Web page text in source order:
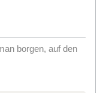
borgen, auf den